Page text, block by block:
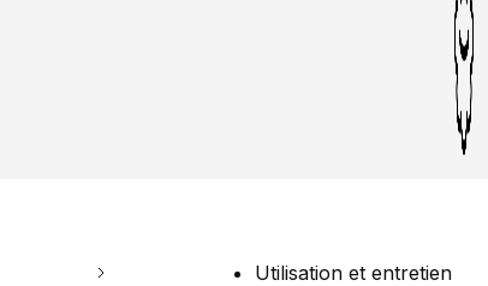
Utilisation et entretien